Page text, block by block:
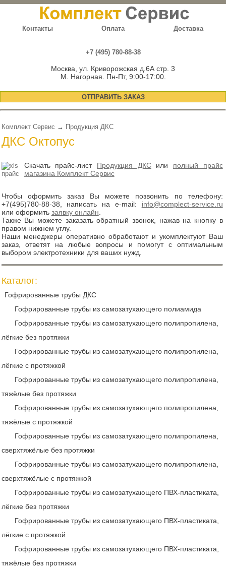
Контакты Оплата Доставка
+7 (495) 780-88-38
Москва, ул. Криворожская д.6А стр. 3
М. Нагорная. Пн-Пт, 9:00-17:00.
ОТПРАВИТЬ ЗАКАЗ
Комплект Сервис → Продукция ДКС
ДКС Октопус
Скачать прайс-лист Продукция ДКСили полный прайс
магазина Комплект Сервис
Чтобы оформить заказ Вы можете позвонить по телефону:
+7(495)780-88-38, написать на e-mail: info@complect-service.ru
или оформить заявку онлайн.
Также Вы можете заказать обратный звонок, нажав на кнопку в
правом нижнем углу.
Наши менеджеры оперативно обработают и укомплектуют Ваш
заказ, ответят на любые вопросы и помогут с оптимальным
выбором электротехники для ваших нужд.
Каталог:
Гофрированные трубы ДКС
Гофрированные трубы из самозатухающего полиамида
Гофрированные трубы из самозатухающего полипропилена,
лёгкие без протяжки
Гофрированные трубы из самозатухающего полипропилена,
лёгкие с протяжкой
Гофрированные трубы из самозатухающего полипропилена,
тяжёлые без протяжки
Гофрированные трубы из самозатухающего полипропилена,
тяжёлые с протяжкой
Гофрированные трубы из самозатухающего полипропилена,
сверхтяжёлые без протяжки
Гофрированные трубы из самозатухающего полипропилена,
сверхтяжёлые с протяжкой
Гофрированные трубы из самозатухающего ПВХ-пластиката,
лёгкие без протяжки
Гофрированные трубы из самозатухающего ПВХ-пластиката,
лёгкие с протяжкой
Гофрированные трубы из самозатухающего ПВХ-пластиката,
тяжёлые без протяжки